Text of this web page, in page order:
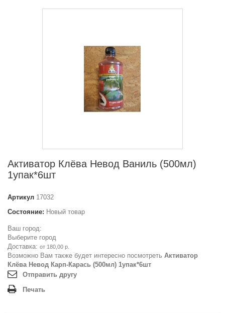
Активатор Клёва Невод Ваниль (500мл)
1упак*6шт
Артикул 17032
Состояние: Новый товар
Ваш город:
Выберите город
Доставка: от 180,00 р.
Возможно Вам также будет интересно посмотреть Активатор
Клёва Невод Карп-Карась (500мл) 1упак*6шт
Отправить другу
Печать